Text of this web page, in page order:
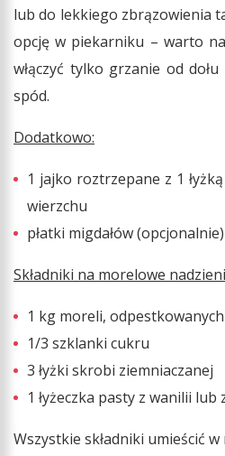
lub do lekkiego zbrązowienia
opcję w piekarniku – warto
włączyć tylko grzanie od
spód.
Dodatkowo:
1 jajko roztrzepane z 1
wierzchu
płatki migdałów (opcjonalnie)
Składniki na morelowe
1 kg moreli,
1/3 szklanki cukru
3 łyżki skrobi ziemniaczanej
1 łyżeczka pasty z wanilii
Wszystkie składniki umieścić